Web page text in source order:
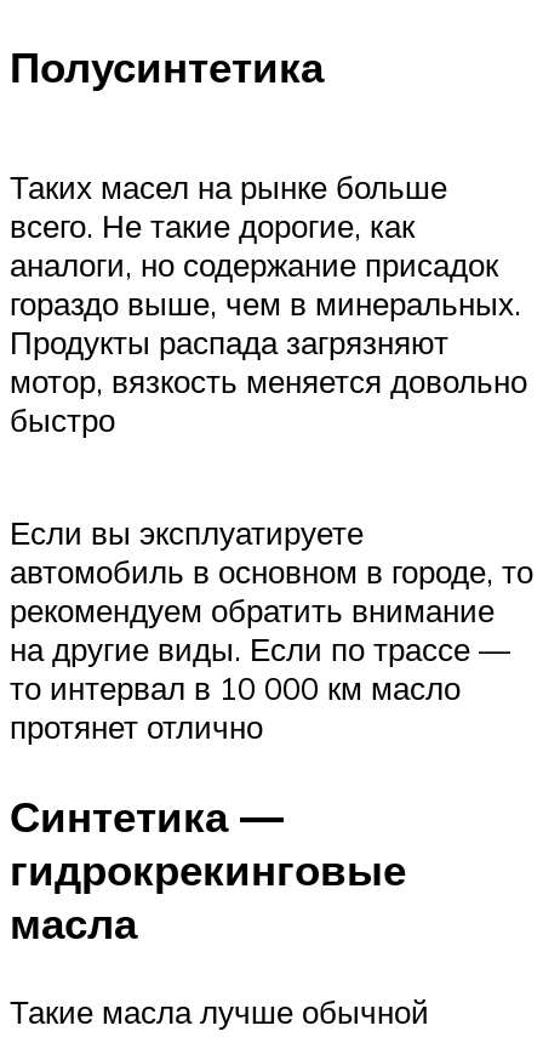
Полусинтетика
Таких масел на рынке больше
всего. Не такие дорогие, как
аналоги, но содержание присадок
гораздо выше, чем в минеральных.
Продукты распада загрязняют
мотор, вязкость меняется довольно
быстро
Если вы эксплуатируете
автомобиль в основном в городе, то
рекомендуем обратить внимание
на другие виды. Если по трассе —
то интервал в 10 000 км масло
протянет отлично
Синтетика —
гидрокрекинговые
масла
Такие масла лучше обычной